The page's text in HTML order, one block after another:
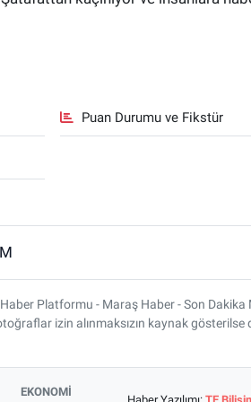
Puan Durumu ve Fikstür
Platformu - Maraş Haber - Son Dakika
izin alınmaksızın kaynak gösterilse
EKONOMİ